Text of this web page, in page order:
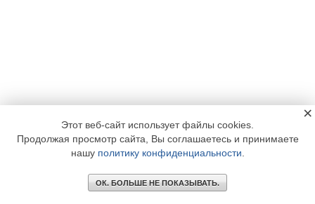
Этот веб-сайт использует файлы cookies.
Продолжая просмотр сайта, Вы соглашаетесь и принимаете
нашу политику конфиденциальности
ОК. БОЛЬШЕ НЕ ПОКАЗЫВАТЬ.
×